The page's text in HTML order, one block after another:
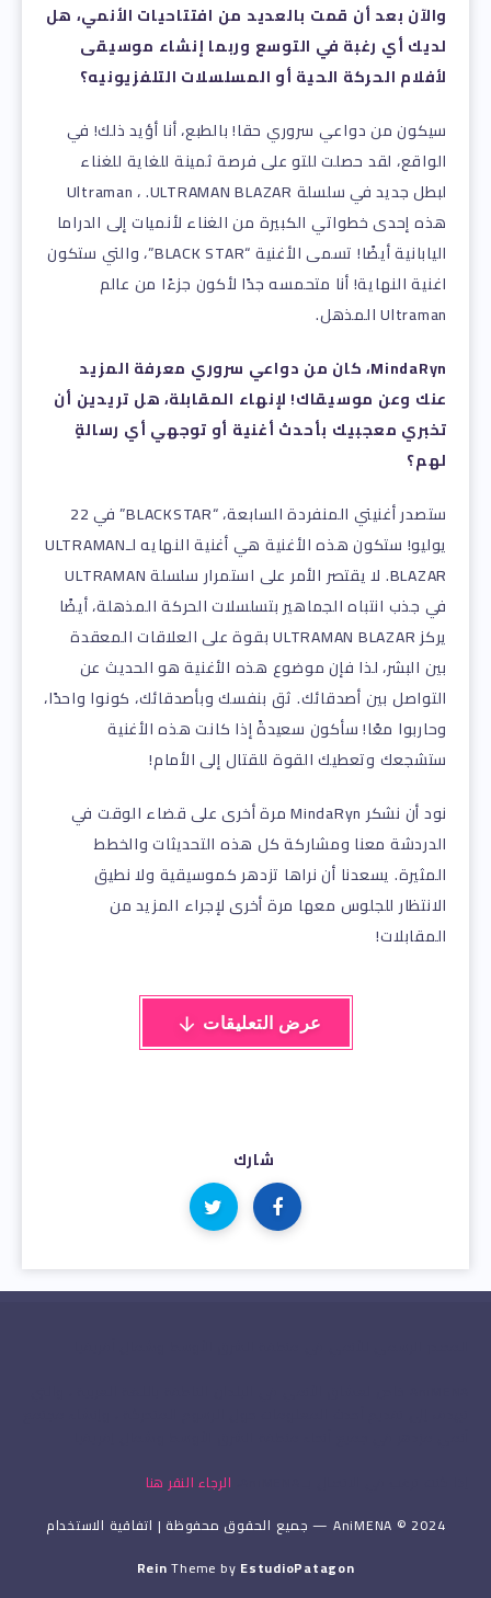
والآن بعد أن قمت بالعديد من افتتاحيات الأنمي، هل
لديك أي رغبة في التوسع وربما إنشاء موسيقى
لأفلام الحركة الحية أو المسلسلات التلفزيونيه؟
سيكون من دواعي سروري حقا! بالطبع، أنا أؤيد ذلك! في
الواقع، لقد حصلت للتو على فرصة ثمينة للغاية للغناء
لبطل جديد في سلسلة Ultraman ، .ULTRAMAN BLAZAR
هذه إحدى خطواتي الكبيرة من الغناء لأنميات إلى الدراما
اليابانية أيضًا! تسمى الأغنية “BLACK STAR”، والتي ستكون
اغنية النهاية! أنا متحمسه جدًا لأكون جزءًا من عالم
Ultraman المذهل.
MindaRyn، كان من دواعي سروري معرفة المزيد
عنك وعن موسيقاك! لإنهاء المقابلة، هل تريدين أن
تخبري معجبيك بأحدث أغنية أو توجهي أي رسالةٍ
لهم؟
ستصدر أغنيتي المنفردة السابعة، “BLACKSTAR” في 22
يوليو! ستكون هذه الأغنية هي أغنية النهايه لـULTRAMAN
BLAZAR. لا يقتصر الأمر على استمرار سلسلة ULTRAMAN
في جذب انتباه الجماهير بتسلسلات الحركة المذهلة، أيضًا
يركز ULTRAMAN BLAZAR بقوة على العلاقات المعقدة
بين البشر، لذا فإن موضوع هذه الأغنية هو الحديث عن
التواصل بين أصدقائك. ثق بنفسك وبأصدقائك، كونوا واحدًا،
وحاربوا معًا! سأكون سعيدةً إذا كانت هذه الأغنية
ستشجعك وتعطيك القوة للقتال إلى الأمام!
نود أن نشكر MindaRyn مرة أخرى على قضاء الوقت في
الدردشة معنا ومشاركة كل هذه التحديثات والخطط
المثيرة. يسعدنا أن نراها تزدهر كموسيقية ولا نطيق
الانتظار للجلوس معها مرة أخرى لإجراء المزيد من
المقابلات!
عرض التعليقات
شارك
الرجاء النقر هنا
AniMENA © 2024 — جميع الحقوق محفوظة | اتفاقية الاستخدام
ReinTheme by EstudioPatagon